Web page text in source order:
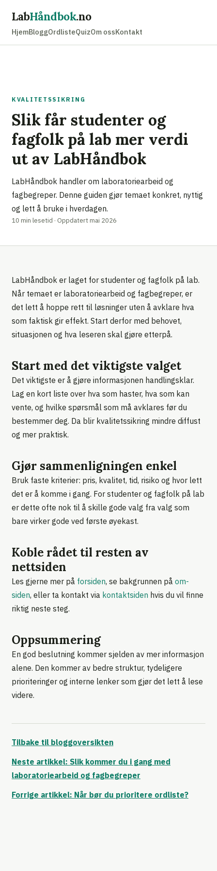
LabHåndbok.no
HjemBloggOrdlisteQuizOm ossKontakt
KVALITETSSIKRING
Slik får studenter og
fagfolk på lab mer verdi
ut av LabHåndbok
LabHåndbok handler om laboratoriearbeid og
fagbegreper. Denne guiden gjør temaet konkret, nyttig
og lett å bruke i hverdagen.
10 min lesetid · Oppdatert mai 2026
LabHåndbok er laget for studenter og fagfolk på lab.
Når temaet er laboratoriearbeid og fagbegreper, er
det lett å hoppe rett til løsninger uten å avklare hva
som faktisk gir effekt. Start derfor med behovet,
situasjonen og hva leseren skal gjøre etterpå.
Start med det viktigste valget
Det viktigste er å gjøre informasjonen handlingsklar.
Lag en kort liste over hva som haster, hva som kan
vente, og hvilke spørsmål som må avklares før du
bestemmer deg. Da blir kvalitetssikring mindre diffust
og mer praktisk.
Gjør sammenligningen enkel
Bruk faste kriterier: pris, kvalitet, tid, risiko og hvor lett
det er å komme i gang. For studenter og fagfolk på lab
er dette ofte nok til å skille gode valg fra valg som
bare virker gode ved første øyekast.
Koble rådet til resten av
nettsiden
Les gjerne mer på forsiden, se bakgrunnen på om-
siden, eller ta kontakt via kontaktsiden hvis du vil finne
riktig neste steg.
Oppsummering
En god beslutning kommer sjelden av mer informasjon
alene. Den kommer av bedre struktur, tydeligere
prioriteringer og interne lenker som gjør det lett å lese
videre.
Tilbake til bloggoversikten
Neste artikkel: Slik kommer du i gang med
laboratoriearbeid og fagbegreper
Forrige artikkel: Når bør du prioritere ordliste?